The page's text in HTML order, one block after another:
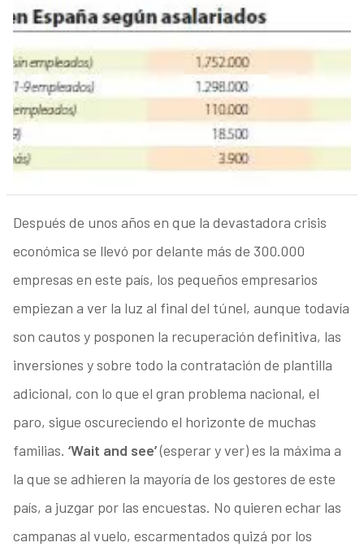
Después de unos años en que la devastadora crisis
económica se llevó por delante más de 300.000
empresas en este país, los pequeños empresarios
empiezan a ver la luz al final del túnel, aunque todavía
son cautos y posponen la recuperación definitiva, las
inversiones y sobre todo la contratación de plantilla
adicional, con lo que el gran problema nacional, el
paro, sigue oscureciendo el horizonte de muchas
familias. ‘Wait and see’(esperar y ver) es la máxima a
la que se adhieren la mayoría de los gestores de este
país, a juzgar por las encuestas. No quieren echar las
campanas al vuelo, escarmentados quizá por los